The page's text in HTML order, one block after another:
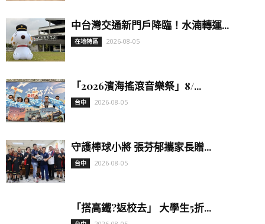
中台灣交通新門戶降臨！水湳轉運...
在地特區 2026-08-05
「2026濱海搖滾音樂祭」8/...
台中 2026-08-05
守護棒球小將 張芬郁攜家長贈...
台中 2026-08-05
「搭高鐵?返校去」 大學生5折...